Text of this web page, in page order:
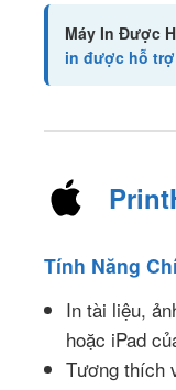
Máy In Được
in được hỗ
Tính Năng
In tài liệu,
hoặc iPad
Tương thích